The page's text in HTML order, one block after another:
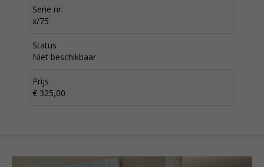
Serie nr.
x/75
Status
Niet beschikbaar
Prijs
€ 325,00